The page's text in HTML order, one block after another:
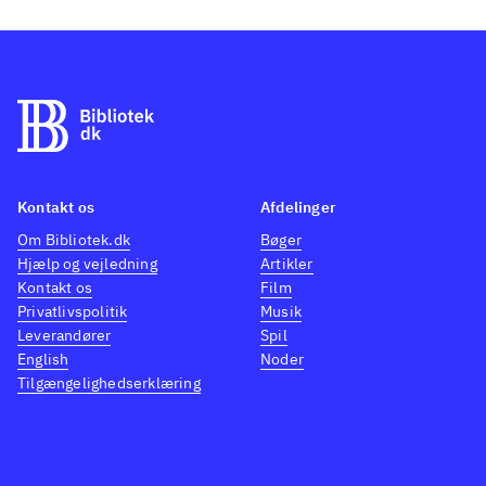
Kontakt os
Om Bibliotek.dk
Hjælp og vejledning
Kontakt os
Privatlivspolitik
Leverandører
English
Tilgængelighedserklæring
Afdelinger
Bøger
Artikler
Film
Musik
Spil
Noder